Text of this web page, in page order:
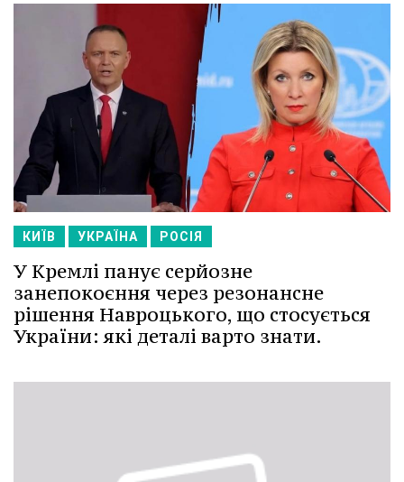
КИЇВ УКРАЇНА РОСІЯ
У Кремлі панує серйозне
занепокоєння через резонансне
рішення Навроцького, що стосується
України: які деталі варто знати.